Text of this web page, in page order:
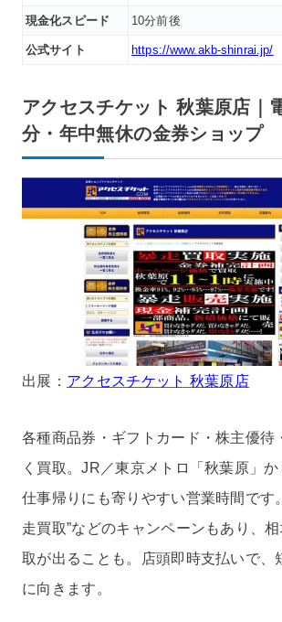
現金化スピード 10分前後
公式サイト https://www.akb-shinrai.jp/
アクセスチケット 秋葉原店｜
分・年中無休の金券ショップ
出展： アクセスチケット 秋葉原店
各種商品券・ギフトカード・株主優待
く買取。JR／東京メトロ「秋葉原」か
仕事帰りにも寄りやすい営業時間です
走買取”などのキャンペーンもあり、
取が出ることも。店頭即時支払いで、
に向きます。